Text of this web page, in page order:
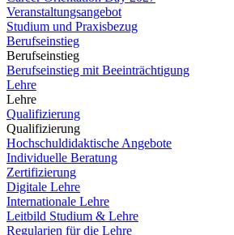
Veranstaltungsangebot
Studium und Praxisbezug
Berufseinstieg
Berufseinstieg
Berufseinstieg mit Beeinträchtigung
Lehre
Lehre
Qualifizierung
Qualifizierung
Hochschuldidaktische Angebote
Individuelle Beratung
Zertifizierung
Digitale Lehre
Internationale Lehre
Leitbild Studium & Lehre
Regularien für die Lehre